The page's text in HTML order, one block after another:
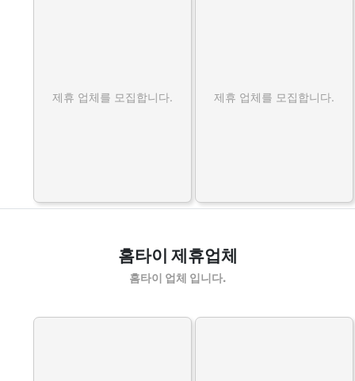
제휴 업체를 모집합니다. 제휴 업체를 모집합니다.
홈타이 제휴업체
홈타이 업체 입니다.